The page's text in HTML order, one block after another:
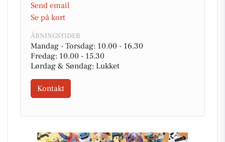
Send email
Se på kort
ÅBNINGSTIDER
Mandag - Torsdag: 10.00 - 16.30
Fredag: 10.00 - 15.30
Lørdag & Søndag: Lukket
Kontakt